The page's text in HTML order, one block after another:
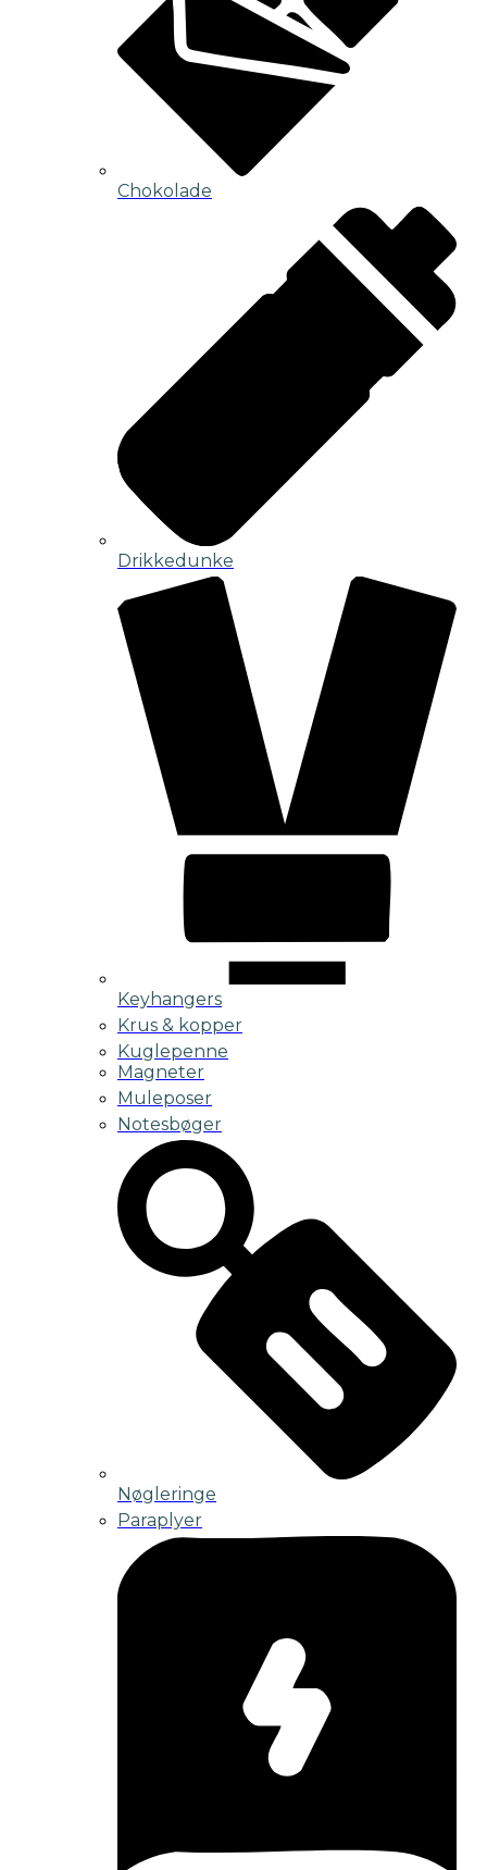
Chokolade
Drikkedunke
Keyhangers
Krus & kopper
Kuglepenne
Magneter
Muleposer
Notesbøger
Nøgleringe
Paraplyer